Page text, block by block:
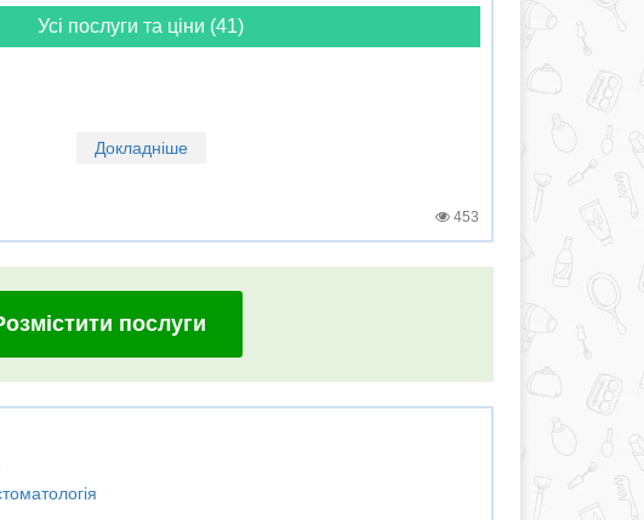
Усі послуги та ціни (41)
Докладніше
453
послуги